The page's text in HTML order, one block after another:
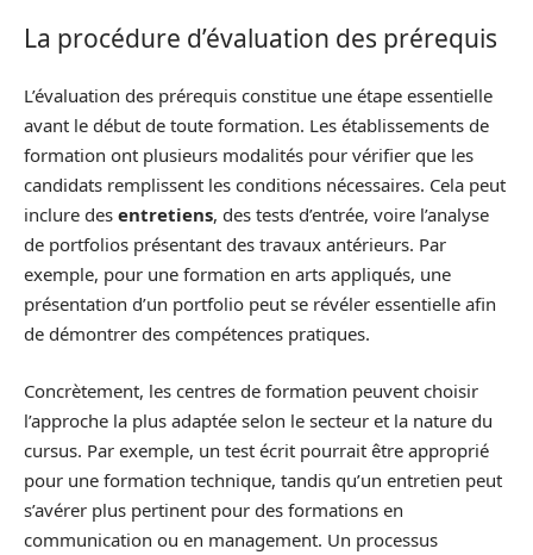
La procédure d’évaluation des prérequis
L’évaluation des prérequis constitue une étape essentielle
avant le début de toute formation. Les établissements de
formation ont plusieurs modalités pour vérifier que les
candidats remplissent les conditions nécessaires. Cela peut
inclure des entretiens, des tests d’entrée, voire l’analyse
de portfolios présentant des travaux antérieurs. Par
exemple, pour une formation en arts appliqués, une
présentation d’un portfolio peut se révéler essentielle afin
de démontrer des compétences pratiques.
Concrètement, les centres de formation peuvent choisir
l’approche la plus adaptée selon le secteur et la nature du
cursus. Par exemple, un test écrit pourrait être approprié
pour une formation technique, tandis qu’un entretien peut
s’avérer plus pertinent pour des formations en
communication ou en management. Un processus